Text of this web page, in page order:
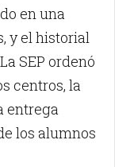
en una
y el historial
SEP ordenó
centros, la
entrega
los alumnos